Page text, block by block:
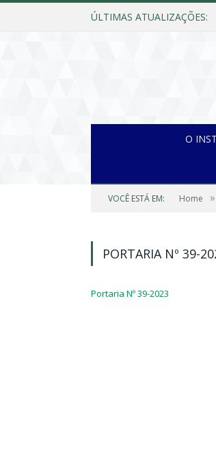
ÚLTIMAS ATUALIZAÇÕES:
O
VOCÊ ESTÁ EM: Home »
PORTARIA Nº 39-
Portaria Nº 39-2023